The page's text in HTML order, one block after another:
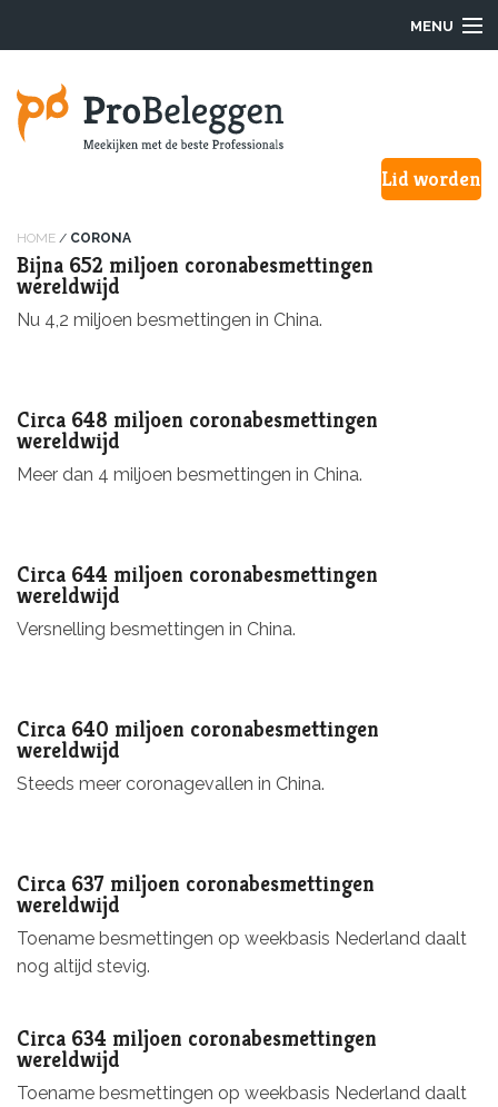
MENU
Hoe werkt het?
Onze Pro’s
Lid worden
HOME / CORONA
Bijna 652 miljoen coronabesmettingen
wereldwijd
Nu 4,2 miljoen besmettingen in China.
Circa 648 miljoen coronabesmettingen
wereldwijd
Meer dan 4 miljoen besmettingen in China.
Circa 644 miljoen coronabesmettingen
wereldwijd
Versnelling besmettingen in China.
Circa 640 miljoen coronabesmettingen
wereldwijd
Steeds meer coronagevallen in China.
Circa 637 miljoen coronabesmettingen
wereldwijd
Toename besmettingen op weekbasis Nederland daalt
nog altijd stevig.
Circa 634 miljoen coronabesmettingen
wereldwijd
Toename besmettingen op weekbasis Nederland daalt